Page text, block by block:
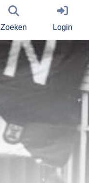
Zoeken Login